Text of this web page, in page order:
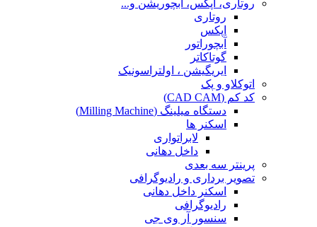
روتاری، اپکس، آبچوریشن و...
روتاری
اپکس
آبچوراتور
گوتاکاتر
ایریگیشن ، اولتراسونیک
اتوکلاو و پک
کد کم (CAD CAM)
دستگاه میلینگ (Milling Machine)
اسکنر ها
لابراتواری
داخل دهانی
پرینتر سه بعدی
تصویر برداری و رادیوگرافی
اسکنر داخل دهانی
رادیوگرافی
سنسور آر وی جی